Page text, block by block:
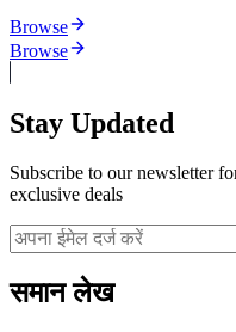
Browse
Browse
Stay Updated
Subscribe to our newsletter
exclusive deals
समान लेख